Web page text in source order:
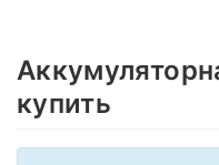
купить